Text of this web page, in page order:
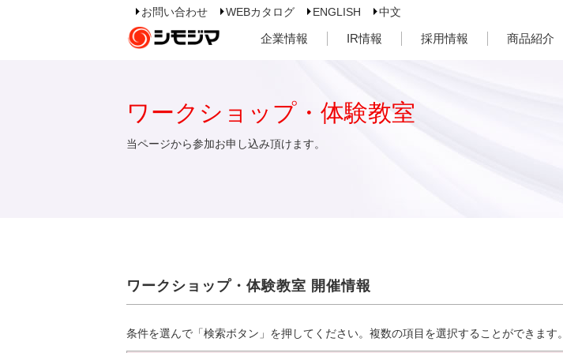
お問い合わせ WEBカタログ ENGLISH 中文
企業情報 IR情報 採用情報 商品紹介
ワークショップ・体験教室
当ページから参加お申し込み頂けます。
ワークショップ・体験教室 開催情報
条件を選んで「検索ボタン」を押してください。複数の項目を選択することができます。